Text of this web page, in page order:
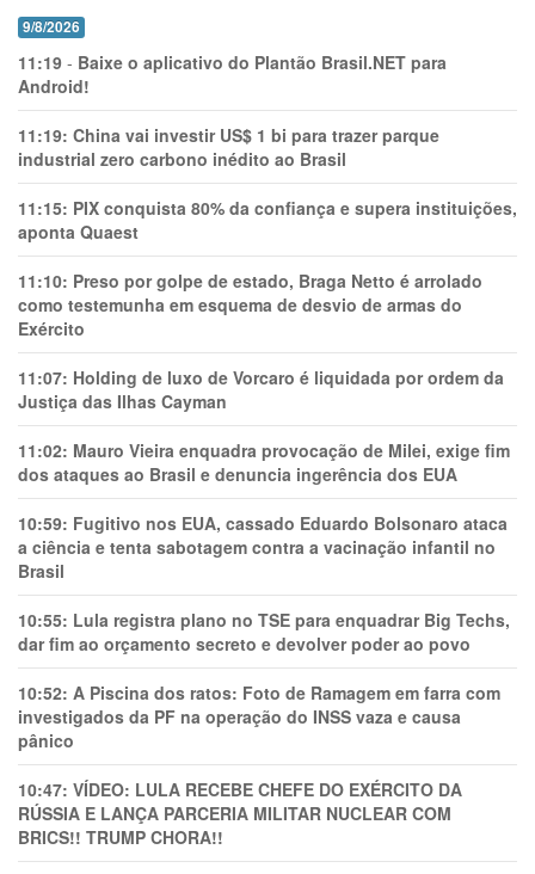
9/8/2026
11:19 - Baixe o aplicativo do Plantão Brasil.NET para
Android!
11:19: China vai investir US$ 1 bi para trazer parque
industrial zero carbono inédito ao Brasil
11:15: PIX conquista 80% da confiança e supera instituições,
aponta Quaest
11:10: Preso por golpe de estado, Braga Netto é arrolado
como testemunha em esquema de desvio de armas do
Exército
11:07: Holding de luxo de Vorcaro é liquidada por ordem da
Justiça das Ilhas Cayman
11:02: Mauro Vieira enquadra provocação de Milei, exige fim
dos ataques ao Brasil e denuncia ingerência dos EUA
10:59: Fugitivo nos EUA, cassado Eduardo Bolsonaro ataca
a ciência e tenta sabotagem contra a vacinação infantil no
Brasil
10:55: Lula registra plano no TSE para enquadrar Big Techs,
dar fim ao orçamento secreto e devolver poder ao povo
10:52: A Piscina dos ratos: Foto de Ramagem em farra com
investigados da PF na operação do INSS vaza e causa
pânico
10:47: VÍDEO: LULA RECEBE CHEFE DO EXÉRCITO DA
RÚSSIA E LANÇA PARCERIA MILITAR NUCLEAR COM
BRICS!! TRUMP CHORA!!